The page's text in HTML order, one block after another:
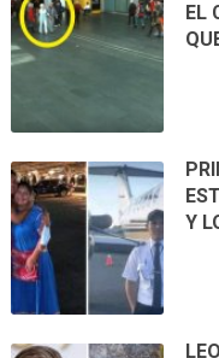
EL
Y